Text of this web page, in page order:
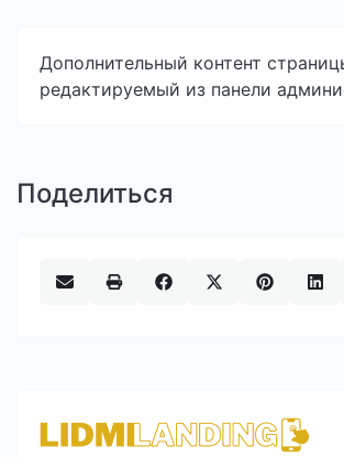
Дополнительный контент
редактируемый из панели
Поделиться